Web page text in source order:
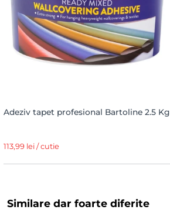
Adeziv tapet profesional Bartoline 2.5 Kg
113,99 lei / cutie
Similare dar foarte diferite